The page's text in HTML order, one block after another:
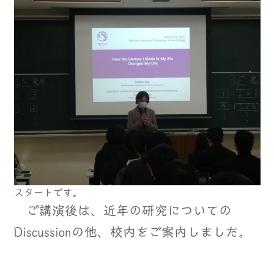
スタートです。
ご講演後は、近年の研究についての
Discussionの他、校内をご案内しました。